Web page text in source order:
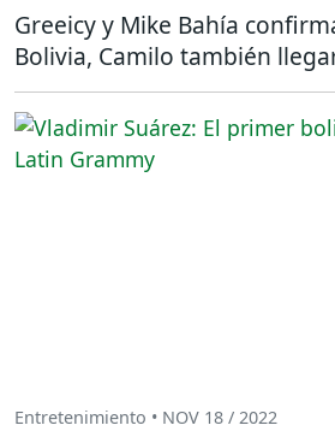
Greeicy y Mike Bahía
Bolivia, Camilo también
Entretenimiento • NOV 18 / 2022